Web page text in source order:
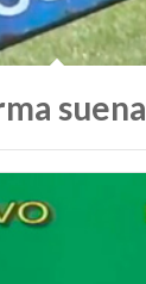
suena